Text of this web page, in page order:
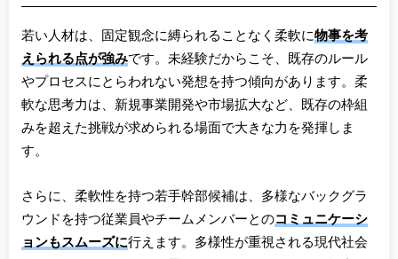
若い人材は、固定観念に縛られることなく柔軟に物事を考
えられる点が強みです。未経験だからこそ、既存のルール
やプロセスにとらわれない発想を持つ傾向があります。柔
軟な思考力は、新規事業開発や市場拡大など、既存の枠組
みを超えた挑戦が求められる場面で大きな力を発揮しま
す。
さらに、柔軟性を持つ若手幹部候補は、多様なバックグラ
ウンドを持つ従業員やチームメンバーとのコミュニケーシ
ョンもスムーズに行えます。多様性が重視される現代社会